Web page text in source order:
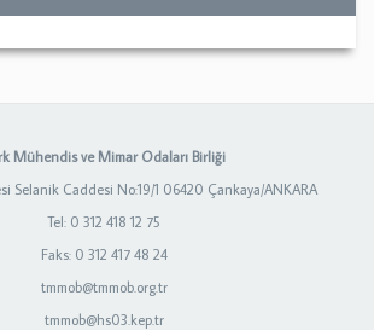
Mühendis ve Mimar Odaları Birliği
Selanik Caddesi No:19/1 06420 Çankaya/ANKARA
Tel: 0 312 418 12 75
Faks: 0 312 417 48 24
tmmob@tmmob.org.tr
tmmob@hs03.kep.tr